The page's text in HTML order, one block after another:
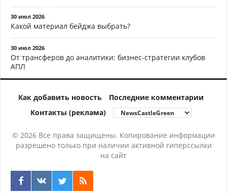
30 июл 2026
Какой материал бейджа выбрать?
30 июл 2026
От трансферов до аналитики: бизнес-стратегии клубов
АПЛ
Как добавить новость
Последние комментарии
Контакты (реклама)
© 2026 Все права защищены. Копирование информации
разрешено только при наличии активной гиперссылки
на сайт